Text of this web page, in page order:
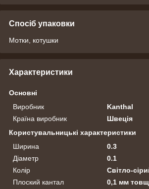
Спосіб упаковки
Мотки, котушки
Характеристики
Основні
Виробник
Kanthal
Країна виробник
Швеція
Користувальницькі характеристики
Ширина
0.3
Діаметр
0.1
Колір
Світло-
Плоский кантал
0,1 мм